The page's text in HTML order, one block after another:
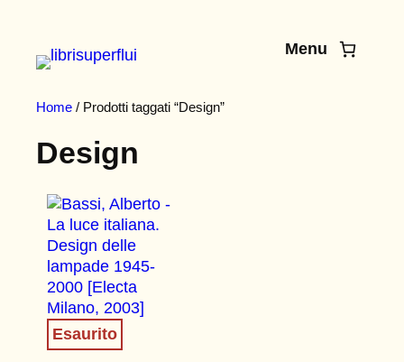
contenuto
Menu
Home / Prodotti taggati “Design”
Design
Esaurito